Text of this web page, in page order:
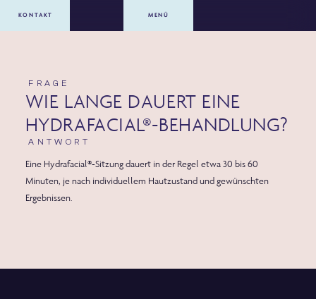
MENÜ
KONTAKT
FRAGE
WIE LANGE DAUERT EINE
HYDRAFACIAL®-BEHANDLUNG?
ANTWORT
Eine Hydrafacial®-Sitzung dauert in der Regel etwa 30 bis 60
Minuten, je nach individuellem Hautzustand und gewünschten
Ergebnissen.